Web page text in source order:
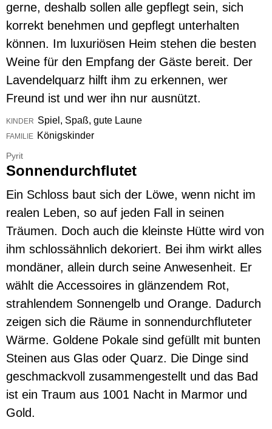
gerne, deshalb sollen alle gepflegt sein, sich
korrekt benehmen und gepflegt unterhalten
können. Im luxuriösen Heim stehen die besten
Weine für den Empfang der Gäste bereit. Der
Lavendelquarz hilft ihm zu erkennen, wer
Freund ist und wer ihn nur ausnützt.
KINDER Spiel, Spaß, gute Laune
FAMILIE Königskinder
Pyrit
Sonnendurchflutet
Ein Schloss baut sich der Löwe, wenn nicht im
realen Leben, so auf jeden Fall in seinen
Träumen. Doch auch die kleinste Hütte wird von
ihm schlossähnlich dekoriert. Bei ihm wirkt alles
mondäner, allein durch seine Anwesenheit. Er
wählt die Accessoires in glänzendem Rot,
strahlendem Sonnengelb und Orange. Dadurch
zeigen sich die Räume in sonnendurchfluteter
Wärme. Goldene Pokale sind gefüllt mit bunten
Steinen aus Glas oder Quarz. Die Dinge sind
geschmackvoll zusammengestellt und das Bad
ist ein Traum aus 1001 Nacht in Marmor und
Gold.